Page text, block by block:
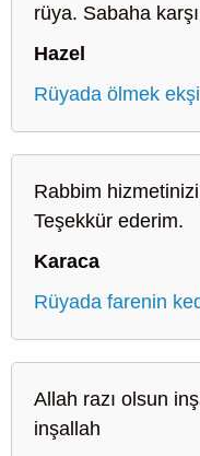
rüya. Sabaha
Hazel
Rüyada ölmek ekşi
Rabbim
Teşekkür ederim.
Karaca
Rüyada farenin
Allah razı olsun
inşallah